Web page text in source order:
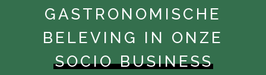
GASTRONOMISCHE
BELEVING IN ONZE
SOCIO BUSINESS